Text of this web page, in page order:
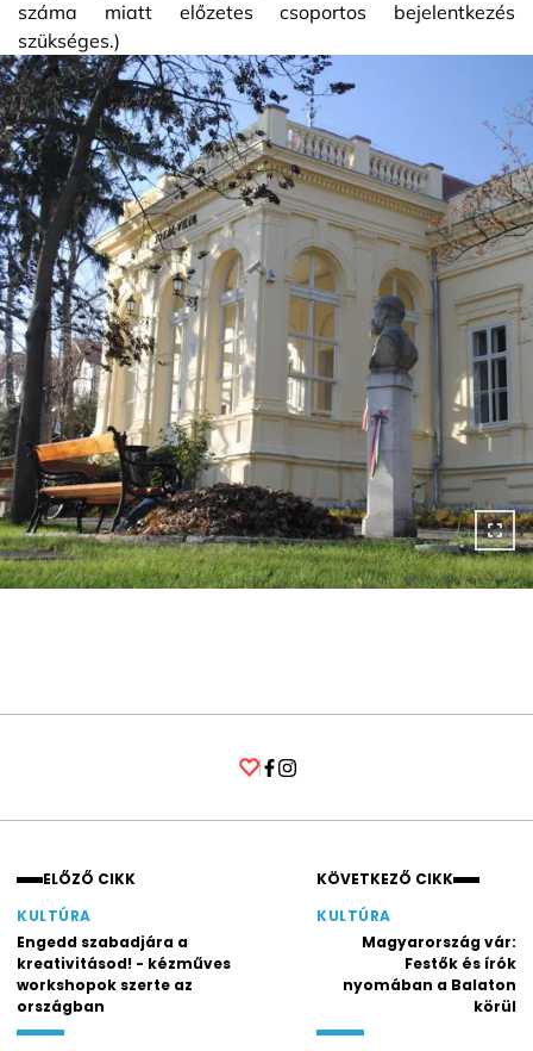
száma miatt előzetes csoportos bejelentkezés
szükséges.)
ELŐZŐ CIKK
KULTÚRA
Engedd szabadjára a
kreativitásod! - kézműves
workshopok szerte az
országban
KÖVETKEZŐ CIKK
KULTÚRA
Magyarország vár:
Festők és írók
nyomában a Balaton
körül